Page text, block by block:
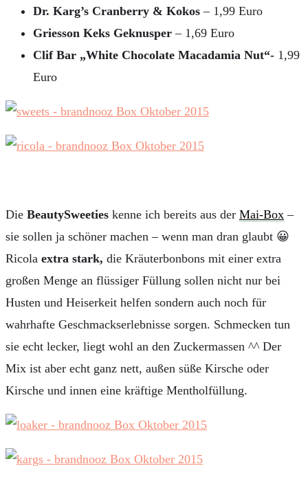
Dr. Karg’s Cranberry & Kokos – 1,99 Euro
Griesson Keks Geknusper – 1,69 Euro
Clif Bar „White Chocolate Macadamia Nut“- 1,99
Euro
Die BeautySweeties kenne ich bereits aus der Mai-Box –
sie sollen ja schöner machen – wenn man dran glaubt 😀
Ricola extra stark, die Kräuterbonbons mit einer extra
großen Menge an flüssiger Füllung sollen nicht nur bei
Husten und Heiserkeit helfen sondern auch noch für
wahrhafte Geschmackserlebnisse sorgen. Schmecken tun
sie echt lecker, liegt wohl an den Zuckermassen ^^ Der
Mix ist aber echt ganz nett, außen süße Kirsche oder
Kirsche und innen eine kräftige Mentholfüllung.